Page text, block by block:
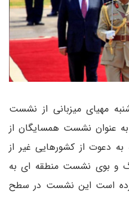
مهیای میزبانی از نشست
عنوان نشست همسایگان از
به دعوت از کشورهایی غیر از
و بوی نشست منطقه ای به
است این نشست در سطح